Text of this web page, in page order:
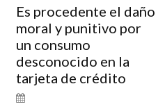
Es procedente el daño
moral y punitivo por
un consumo
desconocido en la
tarjeta de crédito